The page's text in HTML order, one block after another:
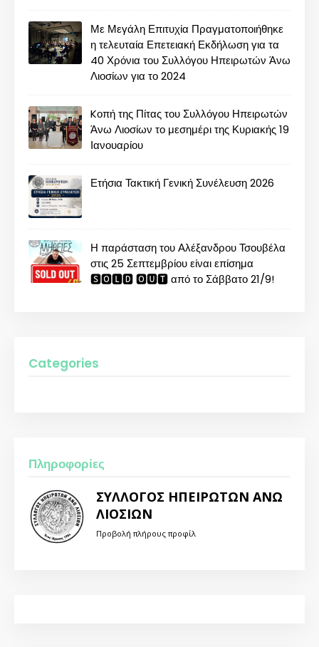
Με Μεγάλη Επιτυχία Πραγματοποιήθηκε
η τελευταία Επετειακή Εκδήλωση για τα
40 Χρόνια του Συλλόγου Ηπειρωτών Άνω
Λιοσίων για το 2024
Kοπή της Πίτας του Συλλόγου Ηπειρωτών
Άνω Λιοσίων το μεσημέρι της Κυριακής 19
Ιανουαρίου
Ετήσια Τακτική Γενική Συνέλευση 2026
Η παράσταση του Αλέξανδρου Τσουβέλα
στις 25 Σεπτεμβρίου είναι επίσημα
🆂🅾🅻🅳 🅾🆄🆃 από το Σάββατο 21/9!
Categories
Πληροφορίες
ΣΥΛΛΟΓΟΣ ΗΠΕΙΡΩΤΩΝ ΑΝΩ
ΛΙΟΣΙΩΝ
Προβολή πλήρους προφίλ